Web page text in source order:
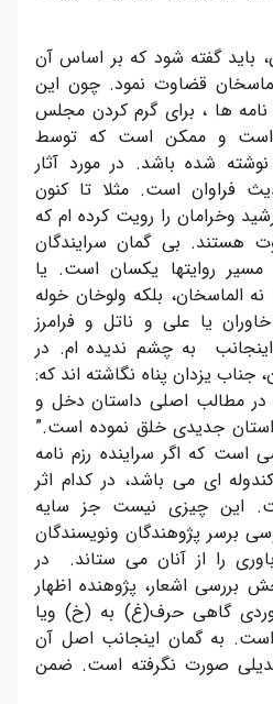
باید گفته شود که بر اساس آن
قضاوت نمود. چون این
نامه ها ، برای گرم کردن مجلس
است و ممکن است که توسط
نوشته شده باشد. در مورد آثار
فراوان است. مثلا تا کنون
وخرامان را رویت کرده ام که
هستند. بی گمان سرایندگان
روایتها یکسان است. یا
الماسخان، بلکه ولوخان خوله
یا علی و ناتل و فرامرز
به چشم ندیده ام. در
جناب یزدان پناه نگاشته اند که:
در مطالب اصلی داستان دخل و
جدیدی خلق نموده است.”
است که اگر سراینده رزم نامه
ای می باشد، در کدام اثر
این چیزی نیست جز سایه
برسر پژوهندگان ونویسندگان
را از آنان می ستاند. در
اشعار، پژوهنده اظهار
گاهی حرف(غ) به (خ) ویا
به گمان اینجانب اصل آن
صورت نگرفته است. ضمن